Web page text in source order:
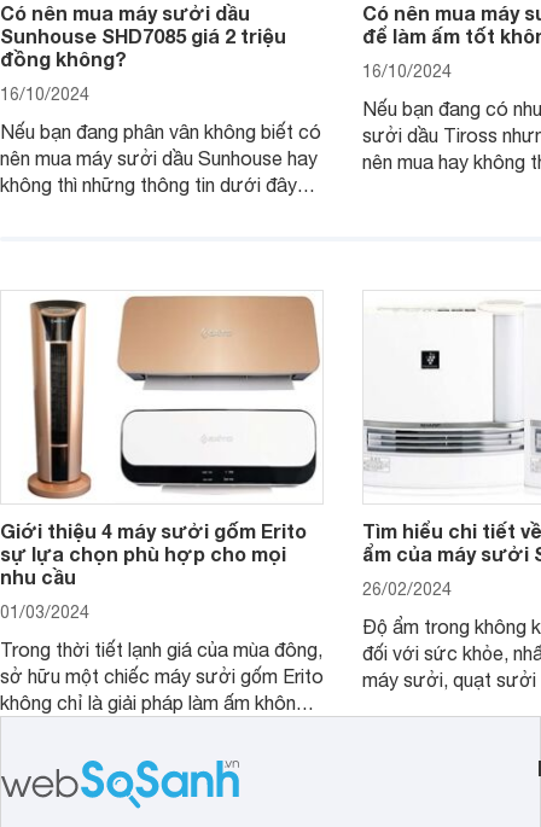
Có nên mua máy sưởi dầu
Sunhouse SHD7085 giá 2 triệu
đồng không?
16/10/2024
Nếu bạn đang phân vân không biết có
nên mua máy sưởi dầu Sunhouse hay
không thì những thông tin dưới đây
Có nên mua máy
để làm ấm tốt
16/10/2024
Nếu bạn đang có
sưởi dầu Tiross
nên mua hay không
Giới thiệu 4 máy sưởi gốm Erito
sự lựa chọn phù hợp cho mọi
nhu cầu
01/03/2024
Trong thời tiết lạnh giá của mùa đông,
sở hữu một chiếc máy sưởi gốm Erito
không chỉ là giải pháp làm ấm không
mái và an toàn cho gia đình. Cùng
Websosanh.vn đi tìm hiểu đặc điểm và
các sản phẩm nổi bật hiện nay nhé.
Tìm hiểu chi tiết
ẩm của máy sưởi
26/02/2024
Độ ẩm trong không
đối với sức khỏe,
máy sưởi, quạt sưởi
nghệ bù ẩm của